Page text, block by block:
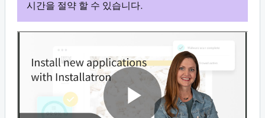
시간을 절약 할 수 있습니다.